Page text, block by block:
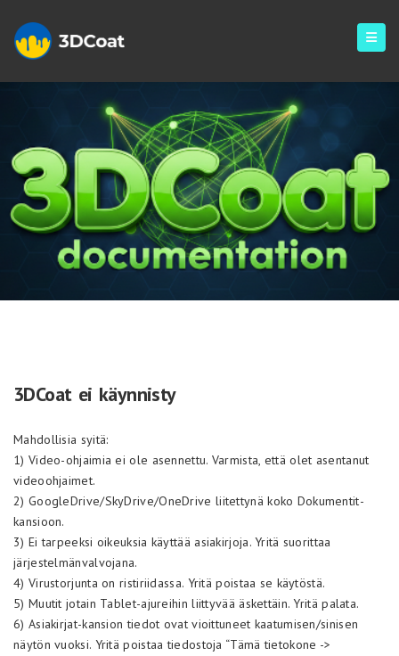
Kysymykset Ja Vastaukset
3DCoat ei käynnisty
Mahdollisia syitä:
1) Video-ohjaimia ei ole asennettu. Varmista, että olet asentanut
videoohjaimet.
2) GoogleDrive/SkyDrive/OneDrive liitettynä koko Dokumentit-
kansioon.
3) Ei tarpeeksi oikeuksia käyttää asiakirjoja. Yritä suorittaa
järjestelmänvalvojana.
4) Virustorjunta on ristiriidassa. Yritä poistaa se käytöstä.
5) Muutit jotain Tablet-ajureihin liittyvää äskettäin. Yritä palata.
6) Asiakirjat-kansion tiedot ovat vioittuneet kaatumisen/sinisen
näytön vuoksi. Yritä poistaa tiedostoja “Tämä tietokone ->